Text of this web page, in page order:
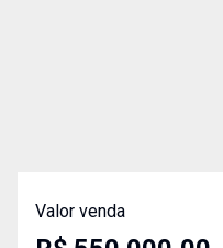
Valor venda